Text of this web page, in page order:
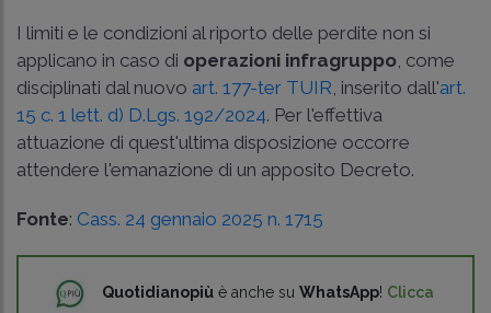
I limiti e le condizioni al riporto delle perdite non si
applicano in caso di operazioni infragruppo , come
disciplinati dal nuovo art. 177-ter TUIR , inserito dall'art.
15 c. 1 lett. d) D.Lgs. 192/2024. Per l'effettiva
attuazione di quest'ultima disposizione occorre
attendere l'emanazione di un apposito Decreto.
Fonte: Cass. 24 gennaio 2025 n. 1715
Quotidianopiù è anche su WhatsApp! Clicca